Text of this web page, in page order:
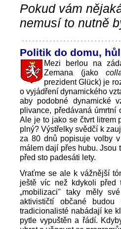
Pokud vám
nemusí to nutně
Politik do domu,
Mezi berlou na
Zemana (jako
prezident Glück) je
o vyjádření dynamického
aby podobné dynamické
plivance, předávaná úmrtní
Ale je to jako se čtvrt litrem
plný? Výstřelky svědčí k
za 80 dnů popisuje volby
málem dají přes hubu. Jsou
před sto padesáti lety.
Vraťme se ale k vážnější
ještě víc než kdykoli před
„mobilizaci" taky měly
aktivističtí občané
tradicionalisté nabádají ke
pytle vypuštěn a řádí.